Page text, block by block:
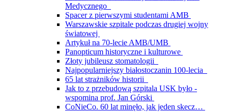
Medycznego
Spacer z pierwszymi studentami AMB
Warszawskie szpitale podczas drugiej wojny
światowej
Artykuł na 70-lecie AMB/UMB
Panopticum historyczne i kulturowe
Złoty jubileusz stomatologii
Najpopularniejszy białostoczanin 100-lecia
65 lat strażników historii
Jak to z przebudową szpitala USK było -
wspomina prof. Jan Górski
CoNieCo. 60 lat minęło, jak jeden skecz…